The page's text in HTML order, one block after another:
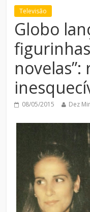
Televisão
Globo
08/05/2015 Dez